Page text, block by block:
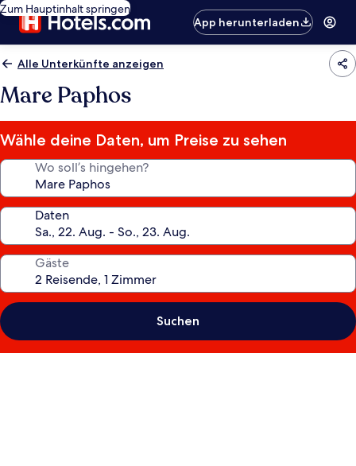
Zum Hauptinhalt springen
App herunterladen
Alle Unterkünfte anzeigen
Mare Paphos
Wähle deine Daten, um Preise zu sehen
Wo soll’s hingehen?
Daten
Gäste
Suchen